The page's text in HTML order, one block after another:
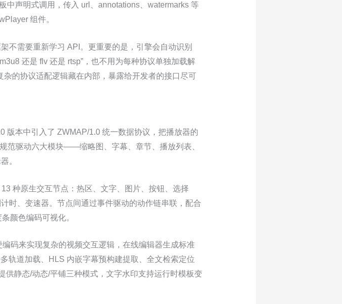
中声明式调用，传入 url、annotations、watermarks 等
组件。
不需要重新学习 API。更重要的是，引擎会自动识别
还是 flv 还是 rtsp”，也不用为每种协议单独加载解
的协议适配逻辑藏在内部，暴露给开发者的接口尽可
版本中引入了 ZWMAP/1.0 统一数据协议，把播放器的
范驱动六大模块——缩略图、字幕、章节、播放列表、
。
种原生交互节点：热区、文字、图片、按钮、选择
时、变速器。节点间通过事件驱动的动作链串联，配合
颜色编码可视化。
码来实现复杂的视频交互逻辑，在线编辑器生成标准
轨道加载、HLS 内嵌字幕预构建提取、全文检索定位
供静态/动态/平铺三种模式，文字水印支持运行时模板变